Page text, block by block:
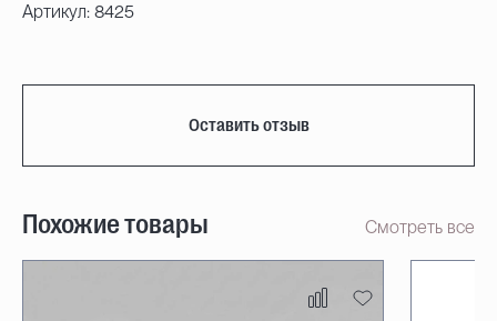
Артикул: 8425
Оставить отзыв
Похожие товары Смотреть все